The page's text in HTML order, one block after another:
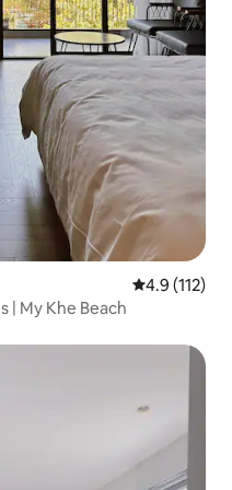
औसत रेटिंग 5 में
4.9 (112)
| My Khe Beach